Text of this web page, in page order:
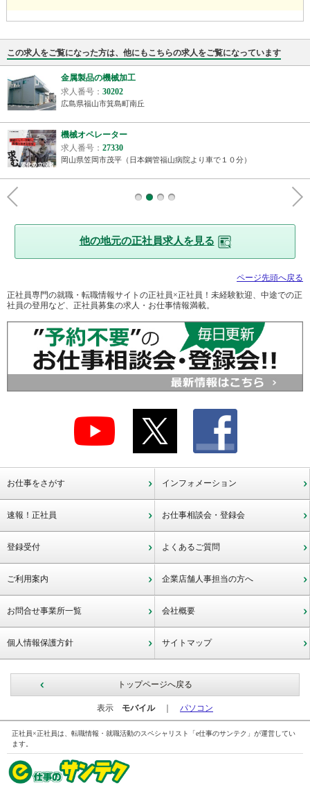
この求人をご覧になった方は、他にもこちらの求人をご覧になっています
金属製品の機械加工
求人番号： 30202
広島県福山市箕島町南丘
機械オペレーター
求人番号： 27330
岡山県笠岡市茂平（日本鋼管福山病院より車で１０分）
他の地元の正社員求人を見る
ページ先頭へ戻る
正社員専門の就職・転職情報サイトの正社員×正社員！未経験歓迎、中途での正
社員の登用など、正社員募集の求人・お仕事情報満載。
お仕事をさがす インフォメーション
速報！正社員 お仕事相談会・登録会
登録受付 よくあるご質問
ご利用案内 企業店舗人事担当の方へ
お問合せ事業所一覧 会社概要
個人情報保護方針 サイトマップ
トップページへ戻る
表示 モバイル｜ パソコン
正社員×正社員は、転職情報・就職活動のスペシャリスト「e仕事のサンテク」が運営してい
ます。